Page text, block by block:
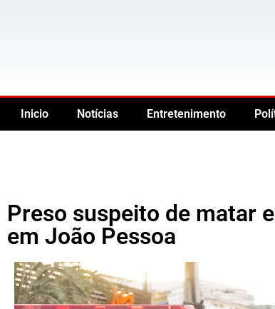
Inicio Notícias Entretenimento
Preso suspeito de matar
em João Pessoa